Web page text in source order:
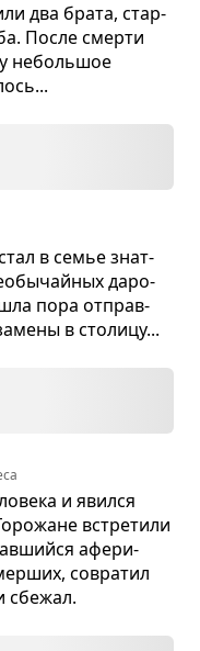
два брата, стар­
После смерти
неболь­шое
в семье знат­
даро­
пора отправ­
в сто­лицу...
и явился
встре­тили
афе­ри­
совра­тил
сбе­жал.